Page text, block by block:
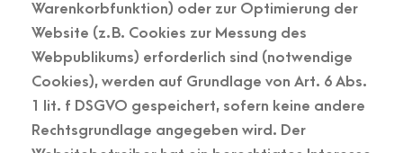
Warenkorbfunktion) oder zur Optimierung der
Website (z. B. Cookies zur Messung des
Webpublikums) erforderlich sind (notwendige
Cookies), werden auf Grundlage von Art. 6 Abs.
1 lit. f DSGVO gespeichert, sofern keine andere
Rechtsgrundlage angegeben wird. Der